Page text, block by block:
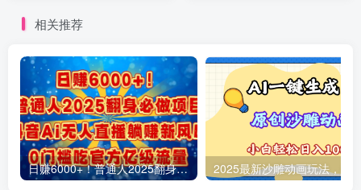
相关推荐
日赚6000+！普通人2025翻身必做项目，抖音Ai无人直播躺赚新风口，0门槛吃官方亿级流量